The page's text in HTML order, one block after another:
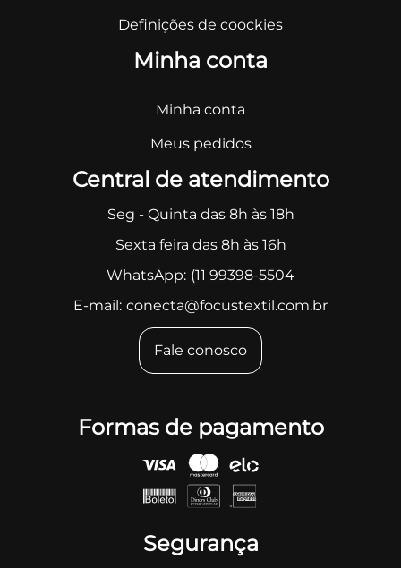
Definições de coockies
Minha conta
Minha conta
Meus pedidos
Central de atendimento
Seg - Quinta das 8h às 18h
Sexta feira das 8h às 16h
WhatsApp: (11 99398-5504
E-mail: conecta@focustextil.com.br
Fale conosco
Formas de pagamento
Segurança